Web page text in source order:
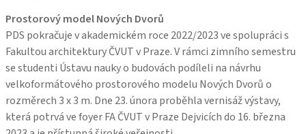
Prostorový model Nových Dvorů
PDS pokračuje v akademickém roce 2022/2023 ve spolupráci s
Fakultou architektury ČVUT v Praze. V rámci zimního semestru
se studenti Ústavu nauky o budovách podíleli na návrhu
velkoformátového prostorového modelu Nových Dvorů o
rozměrech 3 x 3 m. Dne 23. února proběhla vernisáž výstavy,
která potrvá ve foyer FA ČVUT v Praze Dejvicích do 16. března